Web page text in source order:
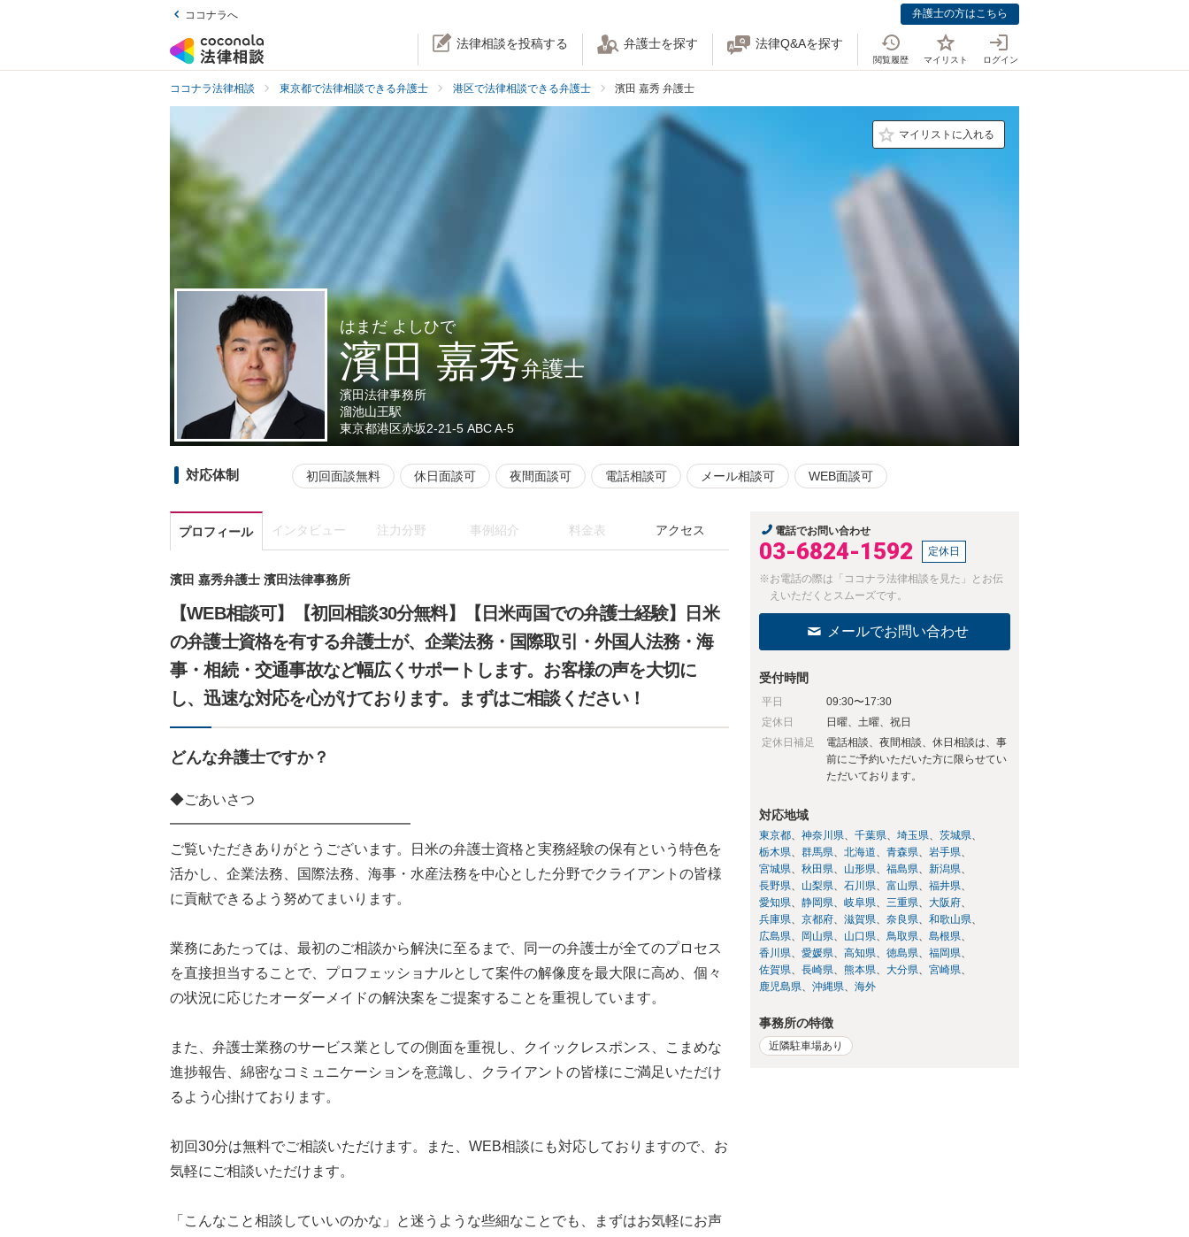
ココナラへ 弁護士の方はこちら
法律相談を投稿する 弁護士を探す 法律Q&Aを探す
閲覧履歴 マイリスト ログイン
ココナラ法律相談 東京都で法律相談できる弁護士 港区で法律相談できる弁護士 濱田 嘉秀 弁護士
マイリストに入れる
はまだ よしひで
濱田 嘉秀弁護士
濱田法律事務所
溜池山王駅
東京都港区赤坂2-21-5 ABC A-5
対応体制 初回面談無料 休日面談可 夜間面談可 電話相談可 メール相談可 WEB面談可
プロフィール インタビュー 注力分野 事例紹介 料金表 アクセス
濱田 嘉秀弁護士 濱田法律事務所
【WEB相談可】【初回相談30分無料】【日米両国での弁護士経験】日米
の弁護士資格を有する弁護士が、企業法務・国際取引・外国人法務・海
事・相続・交通事故など幅広くサポートします。お客様の声を大切に
し、迅速な対応を心がけております。まずはご相談ください！
どんな弁護士ですか？
◆ごあいさつ
━━━━━━━━━━━━━━━━━
ご覧いただきありがとうございます。日米の弁護士資格と実務経験の保有という特色を
活かし、企業法務、国際法務、海事・水産法務を中心とした分野でクライアントの皆様
に貢献できるよう努めてまいります。
業務にあたっては、最初のご相談から解決に至るまで、同一の弁護士が全てのプロセス
を直接担当することで、プロフェッショナルとして案件の解像度を最大限に高め、個々
の状況に応じたオーダーメイドの解決案をご提案することを重視しています。
また、弁護士業務のサービス業としての側面を重視し、クイックレスポンス、こまめな
進捗報告、綿密なコミュニケーションを意識し、クライアントの皆様にご満足いただけ
るよう心掛けております。
初回30分は無料でご相談いただけます。また、WEB相談にも対応しておりますので、お
気軽にご相談いただけます。
「こんなこと相談していいのかな」と迷うような些細なことでも、まずはお気軽にお声
電話でお問い合わせ
03-6824-1592 定休日
※お電話の際は「ココナラ法律相談を見た」とお伝
えいただくとスムーズです。
メールでお問い合わせ
受付時間
平日
09:30〜17:30
定休日
日曜、土曜、祝日
定休日補足
電話相談、夜間相談、休日相談は、事
前にご予約いただいた方に限らせてい
ただいております。
対応地域
東京都 神奈川県 千葉県 埼玉県
茨城県
栃木県
群馬県 北海道 青森県
岩手県
宮城県
秋田県 山形県 福島県
新潟県
長野県
山梨県 石川県 富山県
福井県
愛知県
静岡県 岐阜県 三重県
大阪府
兵庫県
京都府 滋賀県 奈良県
和歌山県
広島県
岡山県 山口県 鳥取県
島根県
香川県
愛媛県 高知県 徳島県
福岡県
佐賀県
長崎県 熊本県 大分県
宮崎県
鹿児島県
沖縄県 海外
事務所の特徴
近隣駐車場あり